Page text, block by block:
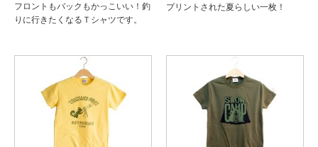
フロントもバックもかっこいい！釣
りに行きたくなるＴシャツです。
プリントされた夏らしい一枚！